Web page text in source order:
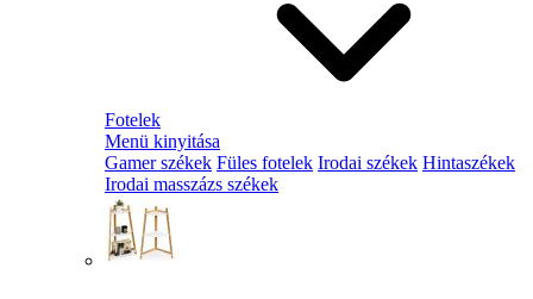
Fotelek
Menü kinyitása
Gamer székek Füles fotelek Irodai székek Hintaszékek
Irodai masszázs székek